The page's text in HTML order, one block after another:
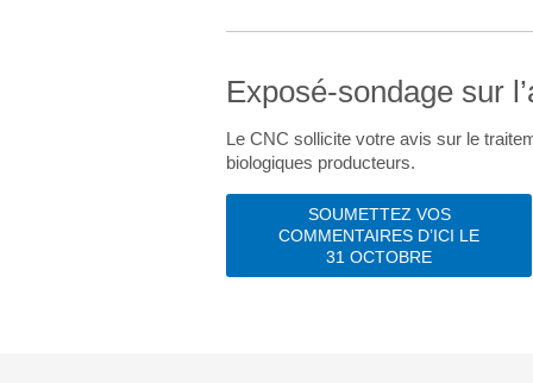
Exposé-sondage sur
Le CNC sollicite votre avis sur le
biologiques producteurs.
SOUMETTEZ VOS
COMMENTAIRES D’ICI LE
31 OCTOBRE